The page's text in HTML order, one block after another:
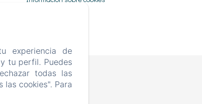
experiencia de
tu perfil. Puedes
todas las
cookies". Para